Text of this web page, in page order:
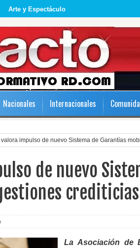
Arte y Espectáculo
Nacionales Internacionales
valora impulso de nuevo Sistema de Garantías
de nuevo
La Asociación de